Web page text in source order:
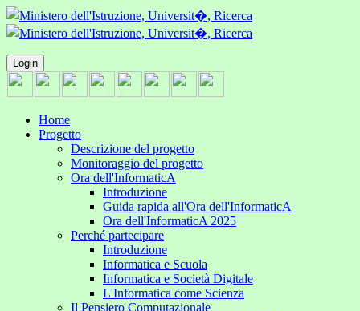
Login
Home
Progetto
Descrizione del progetto
Monitoraggio del progetto
Ora dell'InformaticA
Introduzione
Guida rapida all'Ora dell'InformaticA
Ora dell'InformaticA 2025
Perché partecipare
Introduzione
Informatica e Scuola
Informatica e Società Digitale
L'Informatica come Scienza
Il Pensiero Computazionale